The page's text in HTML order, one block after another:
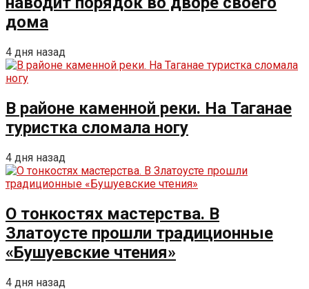
дома
4 дня назад
В районе каменной реки. На Таганае
туристка сломала ногу
4 дня назад
О тонкостях мастерства. В
Златоусте прошли традиционные
«Бушуевские чтения»
4 дня назад